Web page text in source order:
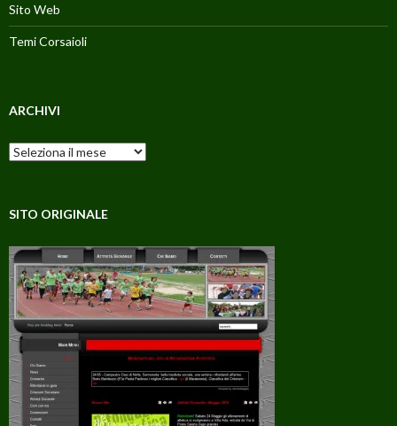
Sito Web
Temi Corsaioli
ARCHIVI
Archivi
SITO ORIGINALE